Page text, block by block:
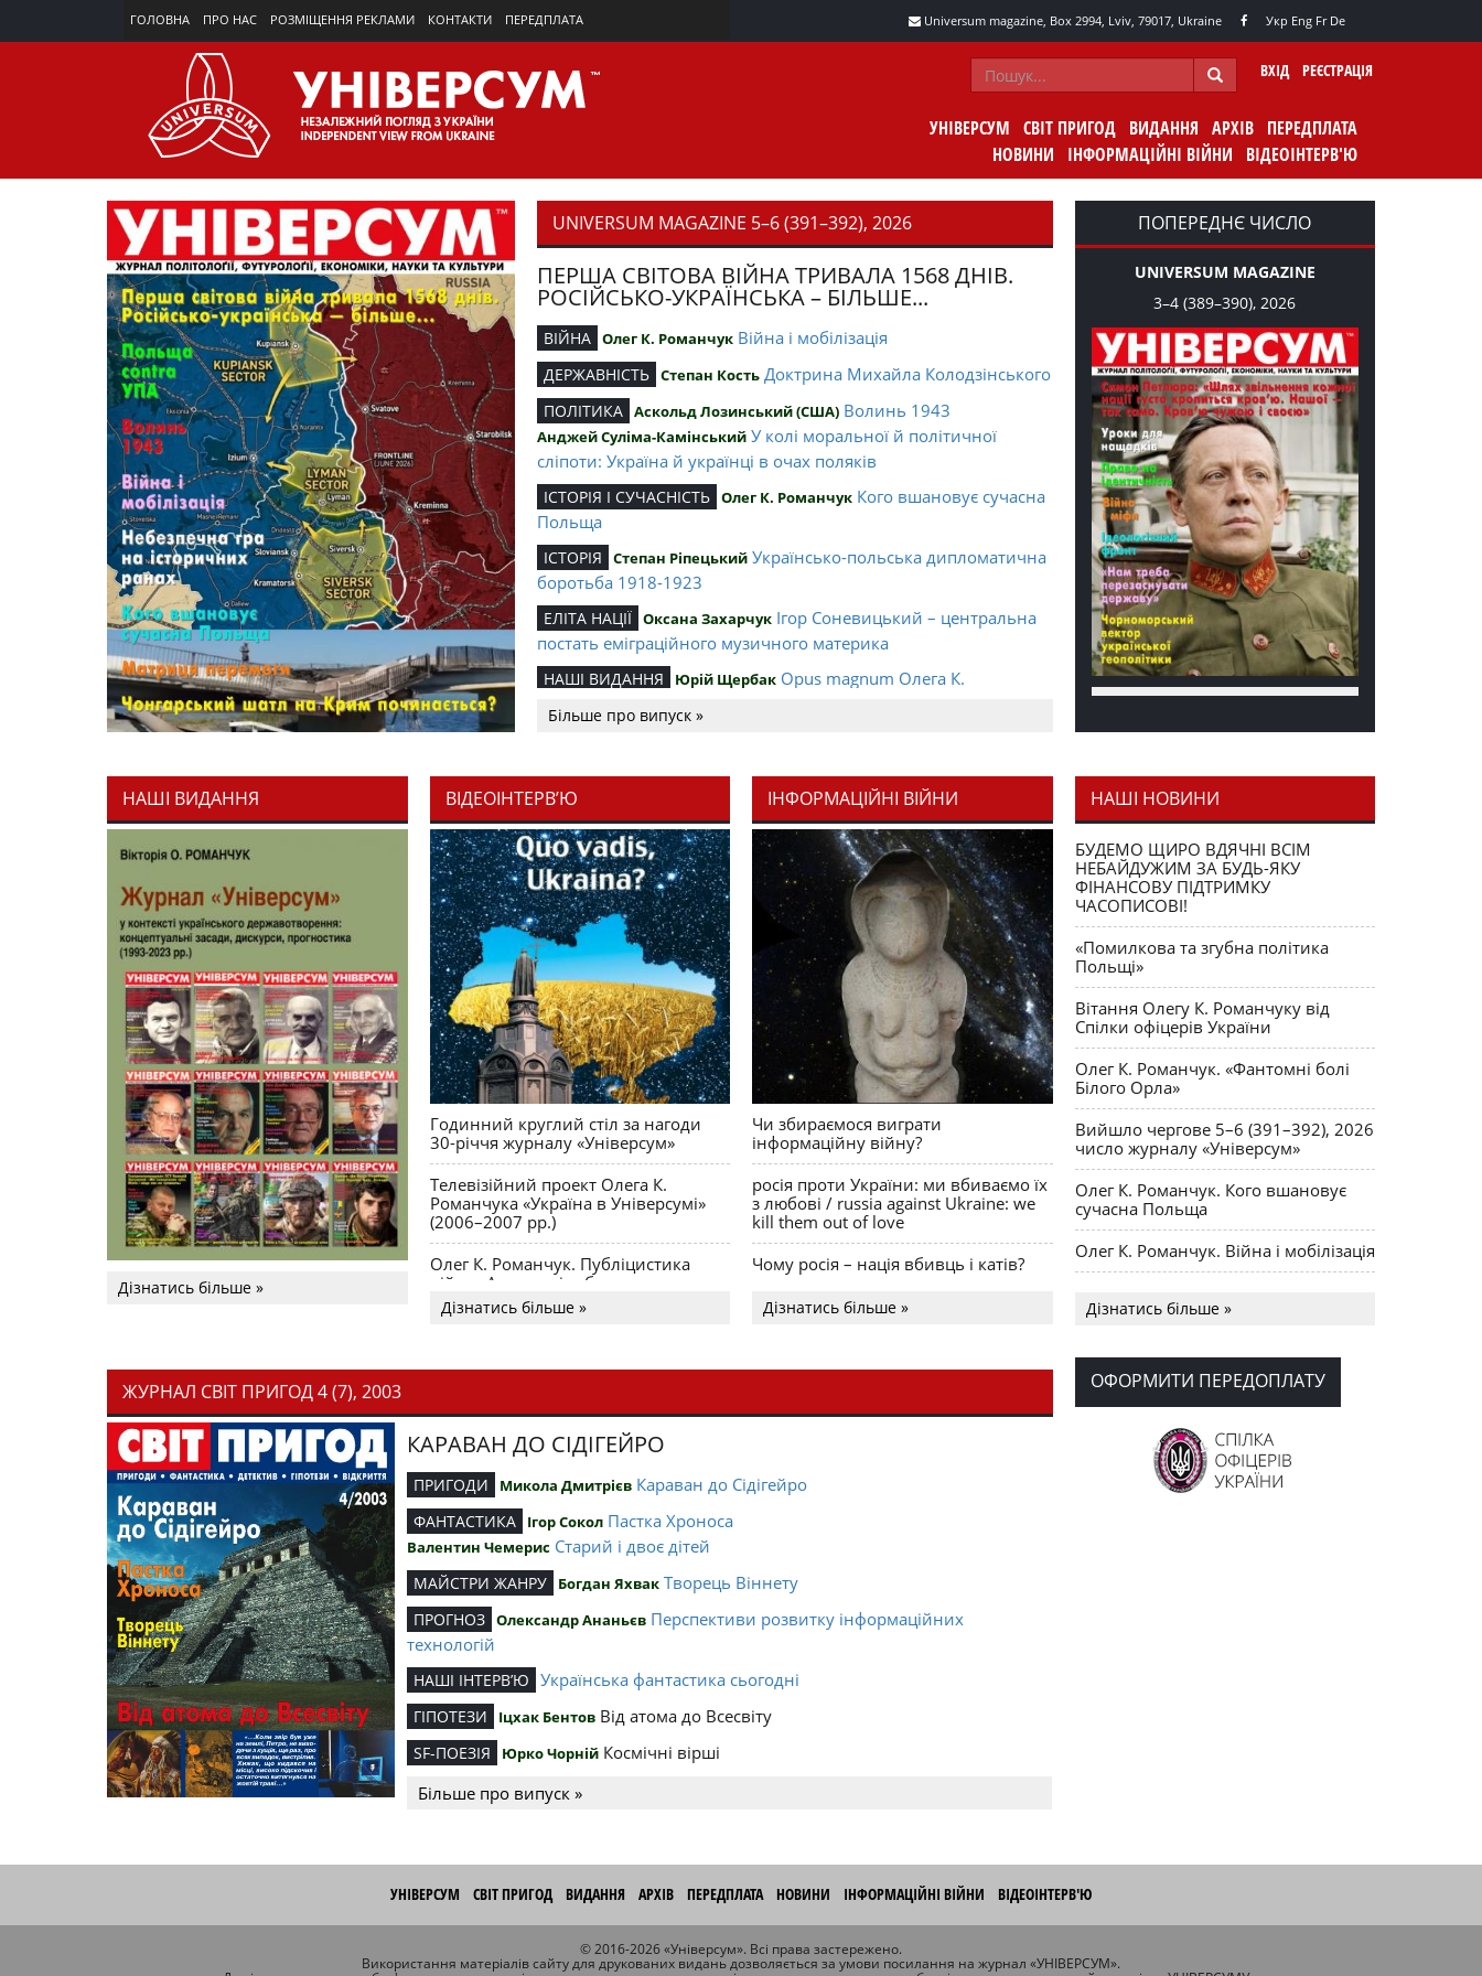
ГОЛОВНА ПРО НАС РОЗМІЩЕННЯ РЕКЛАМИ КОНТАКТИ ПЕРЕДПЛАТА Universum magazine, Box 2994, Lviv, 79017, Ukraine Укр Eng FrDe
ВХІД РЕЄСТРАЦІЯ
УНІВЕРСУМ СВІТ ПРИГОД ВИДАННЯ АРХІВ ПЕРЕДПЛАТА
НОВИНИ
ІНФОРМАЦІЙНІ ВІЙНИ ВІДЕОІНТЕРВ'Ю
UNIVERSUM MAGAZINE 5–6 (391–392), 2026
ПЕРША СВІТОВА ВІЙНА ТРИВАЛА 1568 ДНІВ.
РОСІЙСЬКО-УКРАЇНСЬКА – БІЛЬШЕ...
ВІЙНА Олег К. Романчук Війна і мобілізація
ДЕРЖАВНІСТЬ Степан Кость Доктрина Михайла Колодзінського
ПОЛІТИКА Аскольд Лозинський (США) Волинь 1943
Анджей Суліма-Камінський У колі моральної й політичної
сліпоти: Україна й українці в очах поляків
ІСТОРІЯ І СУЧАСНІСТЬ Олег К. Романчук Кого вшановує сучасна
Польща
ІСТОРІЯ Степан Ріпецький Українсько-польська дипломатична
боротьба 1918-1923
ЕЛІТА НАЦІЇ Оксана Захарчук Ігор Соневицький – центральна
постать еміграційного музичного материка
НАШІ ВИДАННЯ Юрій Щербак Opus magnum Олега К.
Романчука
СЛОВО РЕДАКЦІЙНЕ Олег К. Романчук Журавель і синиця як
уособлення української політстратегії й тактики
Більше про випуск »
ПОПЕРЕДНЄ ЧИСЛО
UNIVERSUM MAGAZINE
3–4 (389–390), 2026
НАШІ ВИДАННЯ
Дізнатись більше »
ВІДЕОІНТЕРВ’Ю
Годинний круглий стіл за нагоди
30-річчя журналу «Універсум»
Телевізійний проект Олега К.
Романчука «Україна в Універсумі»
(2006–2007 рр.)
Олег К. Романчук. Публіцистика
війни. Акценти і табу
Дізнатись більше »
ІНФОРМАЦІЙНІ ВІЙНИ
Чи збираємося виграти
інформаційну війну?
росія проти України: ми вбиваємо їх
з любові / russia against Ukraine: we
kill them out of love
Чому росія – нація вбивць і катів?
Дізнатись більше »
НАШІ НОВИНИ
БУДЕМО ЩИРО ВДЯЧНІ ВСІМ
НЕБАЙДУЖИМ ЗА БУДЬ-ЯКУ
ФІНАНСОВУ ПІДТРИМКУ
ЧАСОПИСОВІ!
«Помилкова та згубна політика
Польщі»
Вітання Олегу К. Романчуку від
Спілки офіцерів України
Олег К. Романчук. «Фантомні болі
Білого Орла»
Вийшло чергове 5–6 (391–392), 2026
число журналу «Універсум»
Олег К. Романчук. Кого вшановує
сучасна Польща
Олег К. Романчук. Війна і мобілізація
долучилися до найбільшої
День Вишиванки в Норт Порті
OPUS MAGNUM Олега К. Романчука
Дізнатись більше »
ЖУРНАЛ СВІТ ПРИГОД 4 (7), 2003
КАРАВАН ДО СІДІГЕЙРО
ПРИГОДИ Микола Дмитрієв Караван до Сідігейро
ФАНТАСТИКА Ігор Сокол Пастка Хроноса
Валентин Чемерис Старий і двоє дітей
МАЙСТРИ ЖАНРУ Богдан Яхвак Творець Віннету
ПРОГНОЗ Олександр Ананьєв Перспективи розвитку інформаційних
технологій
НАШІ ІНТЕРВ’Ю Українська фантастика сьогодні
ГІПОТЕЗИ Іцхак Бентов Від атома до Всесвіту
SF-ПОЕЗІЯ Юрко Чорній Космічні вірші
Більше про випуск »
ОФОРМИТИ ПЕРЕДОПЛАТУ
УНІВЕРСУМ СВІТ ПРИГОД ВИДАННЯ АРХІВ ПЕРЕДПЛАТА НОВИНИ ІНФОРМАЦІЙНІ ВІЙНИ ВІДЕОІНТЕРВ'Ю
© 2016-2026 «Універсум». Всі права застережено.
Використання матеріалів сайту для друкованих видань дозволяється за умови посилання на журнал «УНІВЕРСУМ».